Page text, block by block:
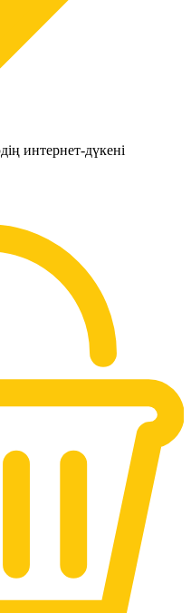
интернет-дүкені